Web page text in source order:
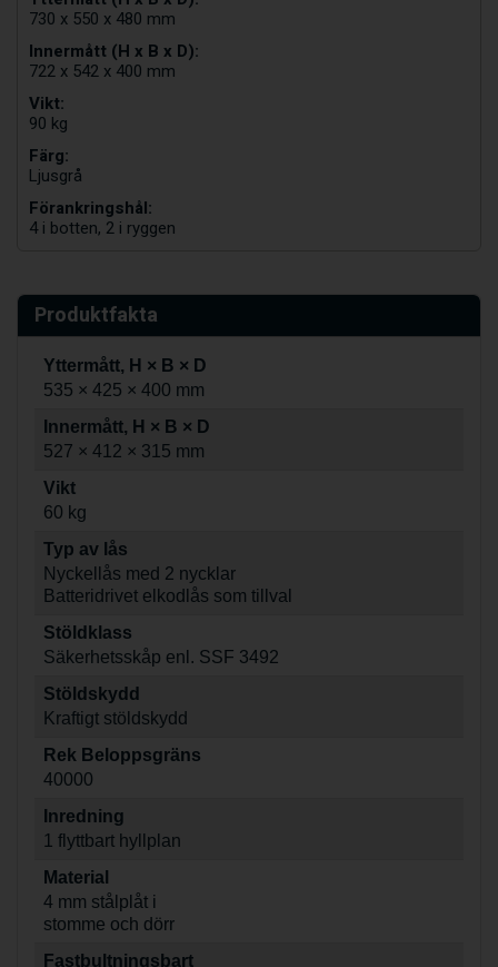
730 x 550 x 480 mm
Innermått (H x B x D):
722 x 542 x 400 mm
Vikt:
90 kg
Färg:
Ljusgrå
Förankringshål:
4 i botten, 2 i ryggen
Produktfakta
Yttermått, H × B × D
535 × 425 × 400 mm
Innermått, H × B × D
527 × 412 × 315 mm
Vikt
60 kg
Typ av lås
Nyckellås med 2 nycklar
Batteridrivet elkodlås som tillval
Stöldklass
Säkerhetsskåp enl. SSF 3492
Stöldskydd
Kraftigt stöldskydd
Rek Beloppsgräns
40000
Inredning
1 flyttbart hyllplan
Material
4 mm stålplåt i
stomme och dörr
Fastbultningsbart